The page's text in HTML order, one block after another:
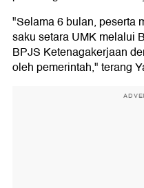
"Selama 6 bulan, peserta
saku setara UMK melalui
BPJS Ketenagakerjaan
oleh pemerintah," terang